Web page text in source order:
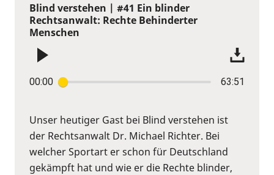
Blind verstehen | #41 Ein blinder
Rechtsanwalt: Rechte Behinderter
Menschen
00:00 63:51
Unser heutiger Gast bei Blind verstehen ist
der Rechtsanwalt Dr. Michael Richter. Bei
welcher Sportart er schon für Deutschland
gekämpft hat und wie er die Rechte blinder,